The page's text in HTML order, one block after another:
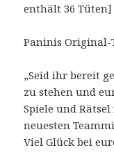
enthält 36 Tüten]
Paninis
„Seid ihr bereit
zu stehen und
Spiele und
neuesten
Viel Glück bei